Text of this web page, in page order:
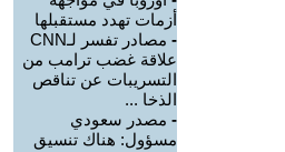
أزمات تهدد مستقبلها
-
مصادر تفسر لـCNN
علاقة غضب ترامب من
التسريبات عن تناقص
الذخا ...
- مصدر سعودي
مسؤول: هناك تنسيق